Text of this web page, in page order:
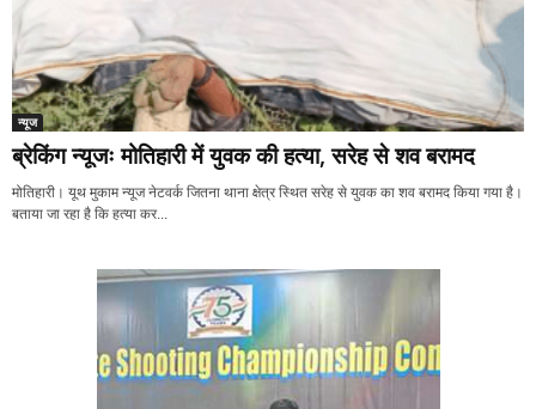
न्यूज
ब्रेकिंग न्यूजः मोतिहारी में युवक की हत्या, सरेह से शव बरामद
मोतिहारी। यूथ मुकाम न्यूज नेटवर्क जितना थाना क्षेत्र स्थित सरेह से युवक का शव बरामद किया गया है।
बताया जा रहा है कि हत्या कर...